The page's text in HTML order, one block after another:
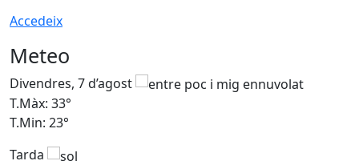
Accedeix
Meteo
Divendres, 7 d’agost
T.Màx: 33°
T.Min: 23°
Tarda